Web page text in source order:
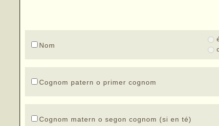
Nom
Cognom patern o primer cognom
Cognom matern o segon cognom (si en té)